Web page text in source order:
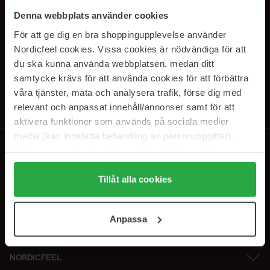
Denna webbplats använder cookies
För att ge dig en bra shoppingupplevelse använder
Nordicfeel cookies. Vissa cookies är nödvändiga för att
du ska kunna använda webbplatsen, medan ditt
samtycke krävs för att använda cookies för att förbättra
våra tjänster, mäta och analysera trafik, förse dig med
relevant och anpassat innehåll/annonser samt för att
aktivera funktioner som används på sociala medier
media (kan innefatta behandling av personuppgifter).
Genom att trycka på "Tillåt alla cookies" accepterar du
alla cookies, medan du under "Detaljer" kan anpassa
användningen av cookies. Du kan när som helst återkalla
samt vår Integritetspolicy.
Tillåt alla cookies
Anpassa
SUBSCRIBE TO OUR
NEWSLETTER
E-postadresse
Ved å abonnere godtar du vårpersonvernerklæring. Du kan melde deg
NORDICFEEL